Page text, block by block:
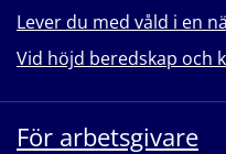
Lever du med våld i en
Vid höjd beredskap och
För arbetsgivare